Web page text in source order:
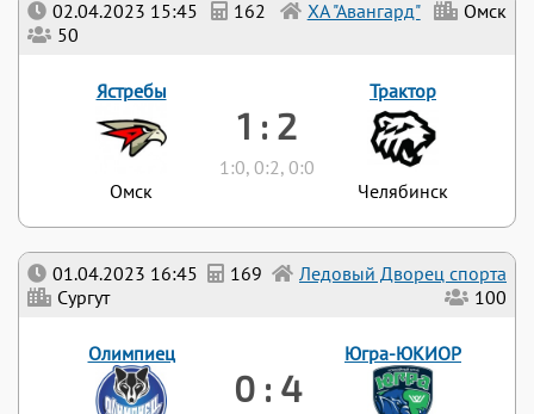
01.04.2023 16:45 169
Ледовый Дворец спорта
Сургут
100
Олимпиец
0 : 4
Югра-ЮКИОР
02.04.2023 15:45 162 ХА "Авангард"
Омск
50
Ястребы
Омск
1 : 2
1:0, 0:2, 0:0
Трактор
Челябинск